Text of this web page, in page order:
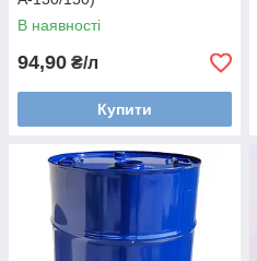
В наявності
94,90 ₴/л
Купити